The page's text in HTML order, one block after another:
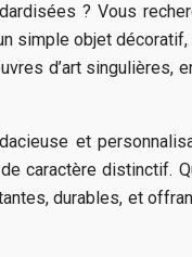
? Vous
simple objet
d’art
et
caractère
durables, et